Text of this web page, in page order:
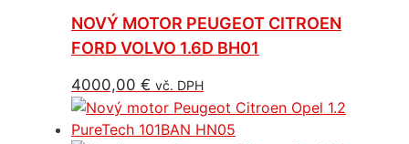
NOVÝ MOTOR PEUGEOT CITROEN
FORD VOLVO 1.6D BH01
4000,00 € vč. DPH